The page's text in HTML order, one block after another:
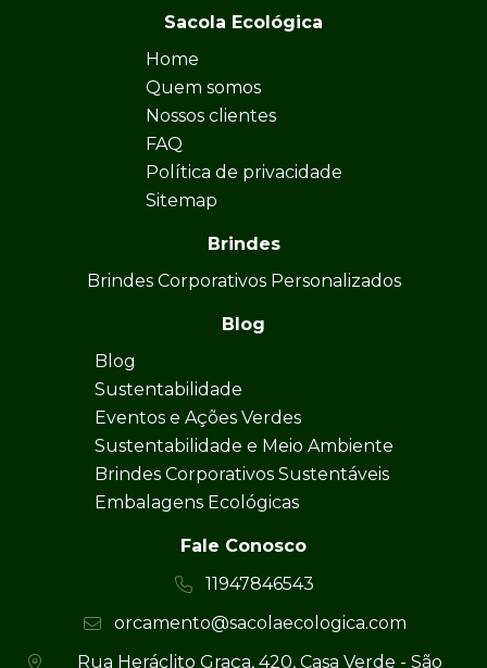
Sacola Ecológica
Home
Quem somos
Nossos clientes
FAQ
Política de privacidade
Sitemap
Brindes
Brindes Corporativos Personalizados
Blog
Blog
Sustentabilidade
Eventos e Ações Verdes
Sustentabilidade e Meio Ambiente
Brindes Corporativos Sustentáveis
Embalagens Ecológicas
Fale Conosco
11947846543
orcamento@sacolaecologica.com
Rua Heráclito Graça, 420, Casa Verde - São